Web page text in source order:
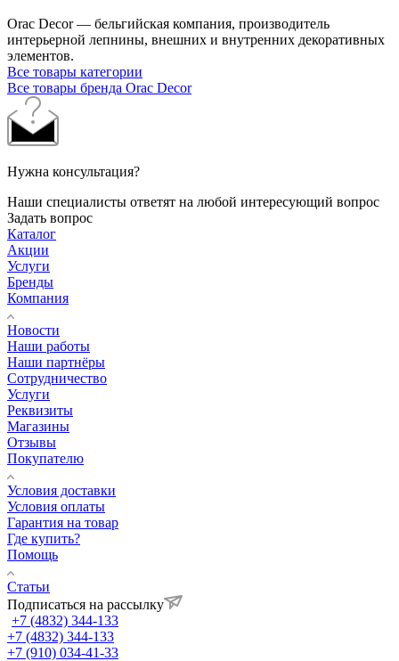
Orac Decor — бельгийская компания, производитель
интерьерной лепнины, внешних и внутренних декоративных
элементов.
Все товары категории
Все товары бренда Orac Decor
Нужна консультация?
Наши специалисты ответят на любой интересующий вопрос
Задать вопрос
Каталог
Акции
Услуги
Бренды
Компания
Новости
Наши работы
Наши партнёры
Сотрудничество
Услуги
Реквизиты
Магазины
Отзывы
Покупателю
Условия доставки
Условия оплаты
Гарантия на товар
Где купить?
Помощь
Статьи
Подписаться на рассылку
+7 (4832) 344-133
+7 (4832) 344-133
+7 (910) 034-41-33